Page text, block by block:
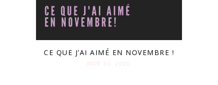
CE QUE J’AI AIMÉ EN NOVEMBRE !
NOV 30. 2020